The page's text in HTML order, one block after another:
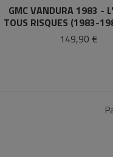
GMC VANDURA 1983 -
TOUS RISQUES (1983-
149,90 €